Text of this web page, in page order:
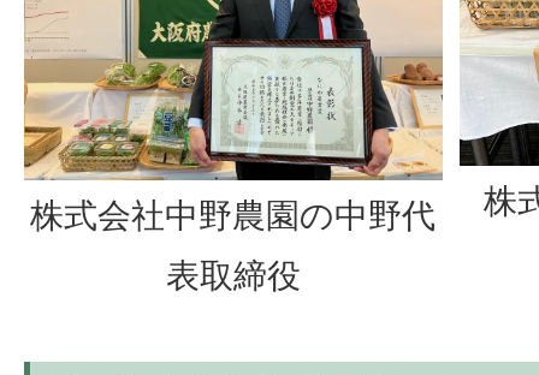
株式会社中野農園の中野代
表取締役
株